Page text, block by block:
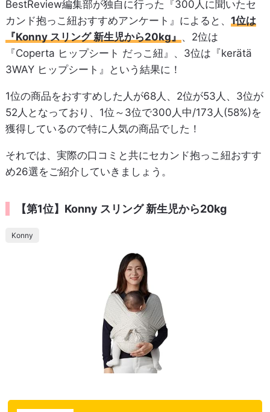
BestReview編集部が独自に行った『300人に聞いたセ
カンド抱っこ紐おすすめアンケート』によると、 1位は
『Konny スリング 新生児から20kg』、2位は
『Coperta ヒップシート だっこ紐』、3位は『kerätä
3WAY ヒップシート』という結果に！
1位の商品をおすすめした人が68人、2位が53人、3位が
52人となっており、1位～3位で300人中/173人(58%)を
獲得しているので特に人気の商品でした！
それでは、実際の口コミと共にセカンド抱っこ紐おすす
め26選をご紹介していきましょう。
【第1位】Konny スリング 新生児から20kg
Konny